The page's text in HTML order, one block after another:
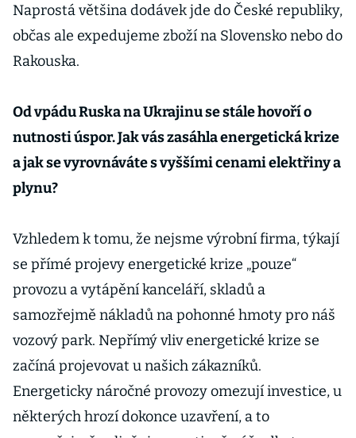
Naprostá většina dodávek jde do České republiky,
občas ale expedujeme zboží na Slovensko nebo do
Rakouska.
Od vpádu Ruska na Ukrajinu se stále hovoří o
nutnosti úspor. Jak vás zasáhla energetická krize
a jak se vyrovnáváte s vyššími cenami elektřiny a
plynu?
Vzhledem k tomu, že nejsme výrobní firma, týkají
se přímé projevy energetické krize „pouze“
provozu a vytápění kanceláří, skladů a
samozřejmě nákladů na pohonné hmoty pro náš
vozový park. Nepřímý vliv energetické krize se
začíná projevovat u našich zákazníků.
Energeticky náročné provozy omezují investice, u
některých hrozí dokonce uzavření, a to